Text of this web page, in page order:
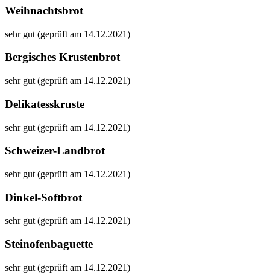
Weihnachtsbrot
sehr gut (geprüft am 14.12.2021)
Bergisches Krustenbrot
sehr gut (geprüft am 14.12.2021)
Delikatesskruste
sehr gut (geprüft am 14.12.2021)
Schweizer-Landbrot
sehr gut (geprüft am 14.12.2021)
Dinkel-Softbrot
sehr gut (geprüft am 14.12.2021)
Steinofenbaguette
sehr gut (geprüft am 14.12.2021)